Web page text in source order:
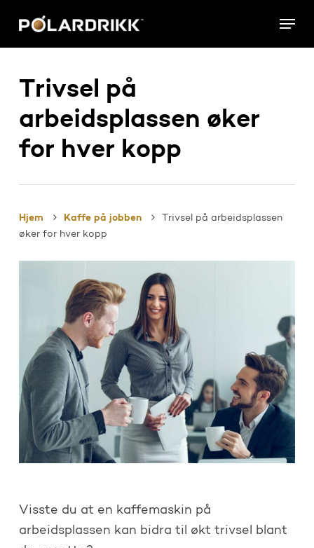
main
Menu
Trivsel på
arbeidsplassen øker
for hver kopp
Hjem Kaffe på jobben
Trivsel på arbeidsplassen
øker for hver kopp
Visste du at en kaffemaskin på
arbeidsplassen kan bidra til økt trivsel blant